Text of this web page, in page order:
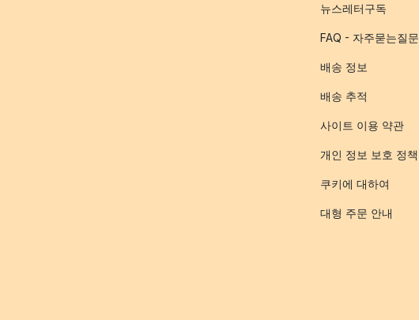
뉴스레터구독
FAQ - 자주묻는질문
배송 정보
배송 추적
사이트 이용 약관
개인 정보 보호 정책
쿠키에 대하여
대형 주문 안내